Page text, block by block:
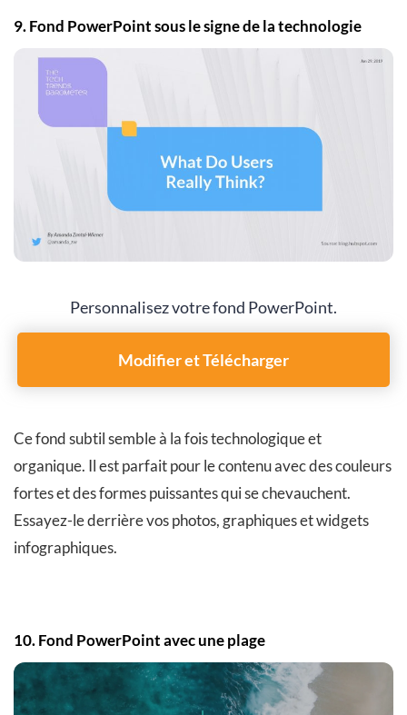
9. Fond PowerPoint sous le signe de la technologie
Personnalisez votre fond PowerPoint.
Modifier et Télécharger
Ce fond subtil semble à la fois technologique et
organique. Il est parfait pour le contenu avec des couleurs
fortes et des formes puissantes qui se chevauchent.
Essayez-le derrière vos photos, graphiques et widgets
infographiques.
10. Fond PowerPoint avec une plage